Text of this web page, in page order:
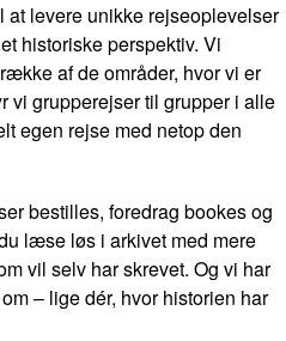
at levere unikke rejseoplevelser
historiske perspektiv. Vi
af de områder, hvor vi er
vi grupperejser til grupper i alle
egen rejse med netop den
bestilles, foredrag bookes og
læse løs i arkivet med mere
vil selv har skrevet. Og vi har
– lige dér, hvor historien har